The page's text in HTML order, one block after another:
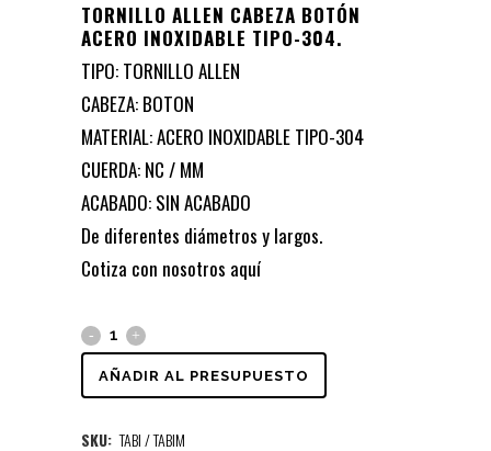
TORNILLO ALLEN CABEZA BOTÓN
ACERO INOXIDABLE TIPO-304.
TIPO: TORNILLO ALLEN
CABEZA: BOTON
MATERIAL: ACERO INOXIDABLE TIPO-304
CUERDA: NC / MM
ACABADO: SIN ACABADO
De diferentes diámetros y largos.
Cotiza con nosotros aquí
AÑADIR AL PRESUPUESTO
SKU: TABI / TABIM